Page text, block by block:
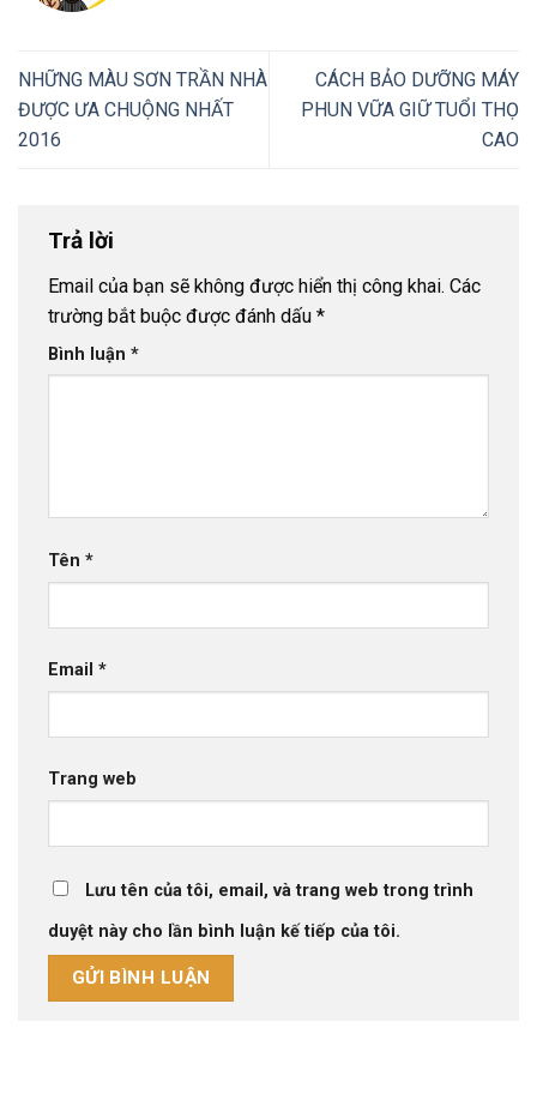
NHỮNG MÀU SƠN TRẦN NHÀ
ĐƯỢC ƯA CHUỘNG NHẤT
2016
CÁCH BẢO DƯỠNG MÁY
PHUN VỮA GIỮ TUỔI THỌ
CAO
Trả lời
Email của bạn sẽ không được hiển thị công khai. Các
trường bắt buộc được đánh dấu *
Bình luận *
Tên *
Email *
Trang web
Lưu tên của tôi, email, và trang web trong trình
duyệt này cho lần bình luận kế tiếp của tôi.